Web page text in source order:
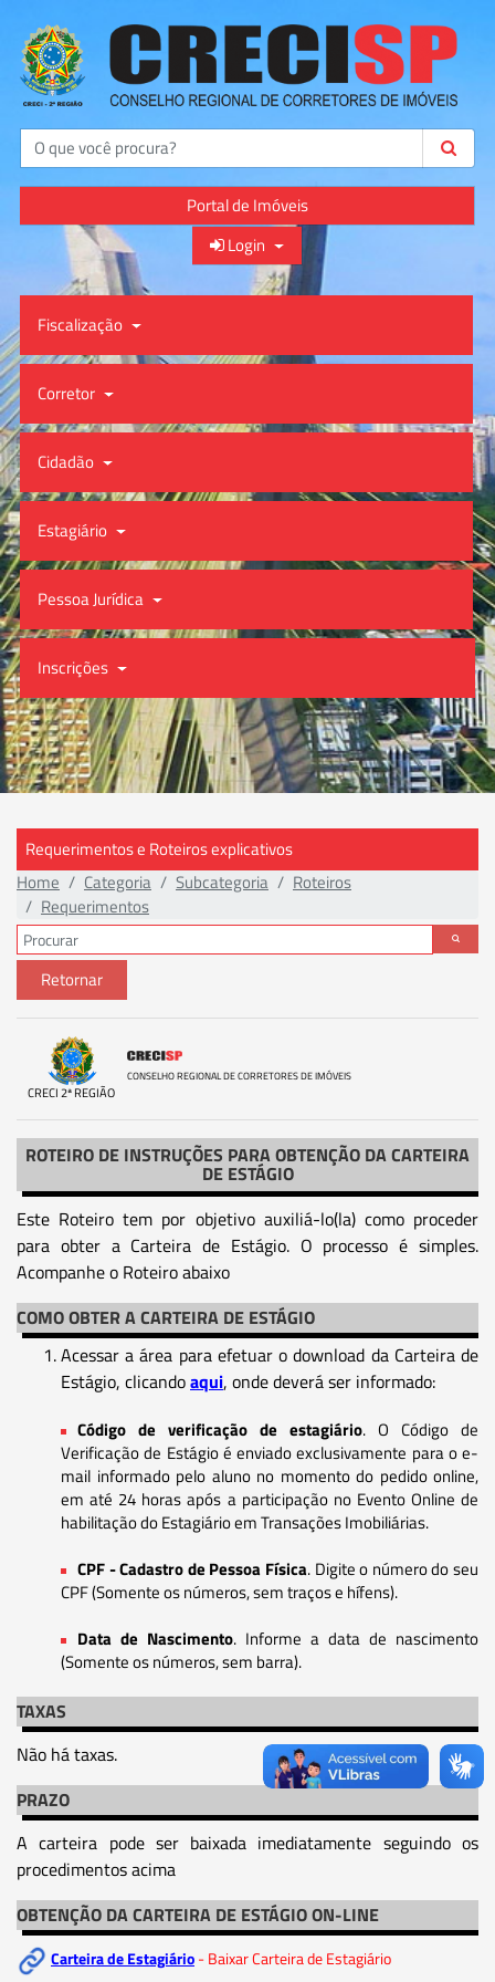
Buscar
Portal de Imóveis
Login
Fiscalização
Corretor
Cidadão
Estagiário
Pessoa Jurídica
Inscrições
Requerimentos e Roteiros explicativos
Home
Categoria Subcategoria
Roteiros
Requerimentos
Retornar
CRECI 2ª REGIÃO
CONSELHO REGIONAL DE CORRETORES DE IMÓVEIS
ROTEIRO DE INSTRUÇÕES PARA OBTENÇÃO DA CARTEIRA
DE ESTÁGIO
Este Roteiro tem por objetivo auxiliá-lo(la) como proceder
para obter a Carteira de Estágio. O processo é simples.
Acompanhe o Roteiro abaixo
COMO OBTER A CARTEIRA DE ESTÁGIO
Acessar a área para efetuar o download da Carteira de
Estágio, clicandoaqui, onde deverá ser informado:
Código de verificação de estagiário. O Código de
Verificação de Estágio é enviado exclusivamente para o e-
mail informado pelo aluno no momento do pedido online,
em até 24 horas após a participação no Evento Online de
habilitação do Estagiário em Transações Imobiliárias.
CPF - Cadastro de Pessoa Física. Digite o número do seu
CPF (Somente os números, sem traços e hífens).
Data de Nascimento. Informe a data de nascimento
(Somente os números, sem barra).
TAXAS
Não há taxas.
PRAZO
A carteira pode ser baixada imediatamente seguindo os
procedimentos acima
OBTENÇÃO DA CARTEIRA DE ESTÁGIO ON-LINE
Carteira de Estagiário - Baixar Carteira de Estagiário